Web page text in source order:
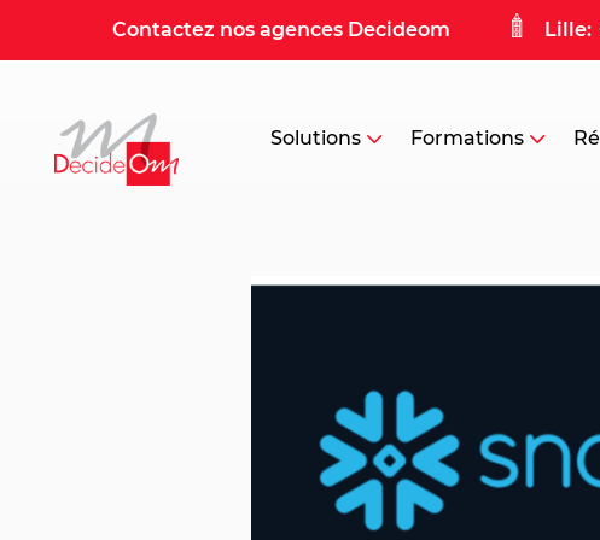
Contactez nos agences Decideom Lille:
Solutions Formations